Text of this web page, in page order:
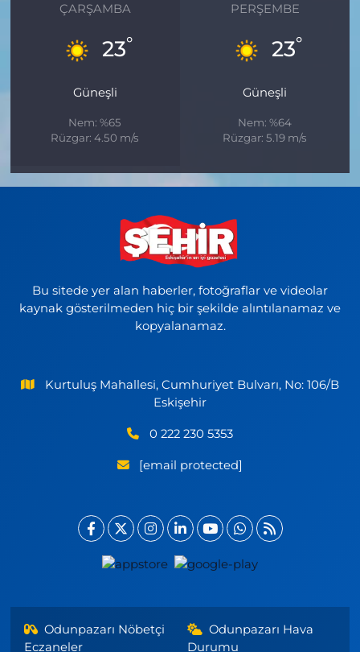
ÇARŞAMBA
23°
Güneşli
Nem: %65
Rüzgar: 4.50 m/s
PERŞEMBE
23°
Güneşli
Nem: %64
Rüzgar: 5.19 m/s
Bu sitede yer alan haberler, fotoğraflar ve videolar
kaynak gösterilmeden hiç bir şekilde alıntılanamaz ve
kopyalanamaz.
Kurtuluş Mahallesi, Cumhuriyet Bulvarı, No: 106/B
Eskişehir
0 222 230 5353
[email protected]
Odunpazarı Nöbetçi
Eczaneler
Odunpazarı Hava
Durumu